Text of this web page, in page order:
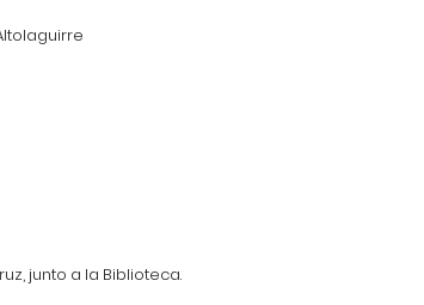
junto a la Biblioteca.